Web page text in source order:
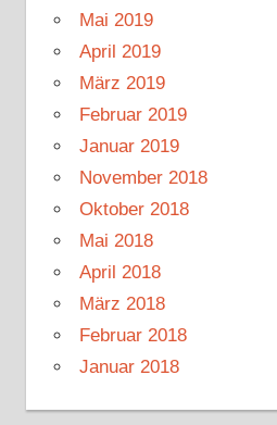
Mai 2019
April 2019
März 2019
Februar 2019
Januar 2019
November 2018
Oktober 2018
Mai 2018
April 2018
März 2018
Februar 2018
Januar 2018